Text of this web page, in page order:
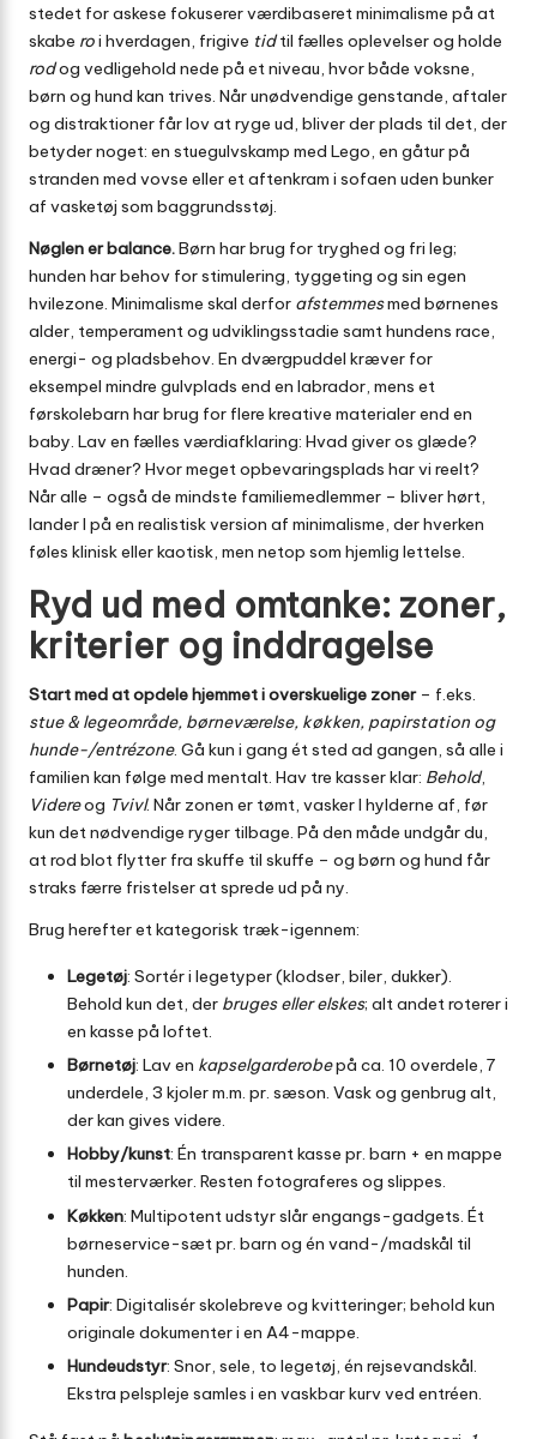
stedet for askese fokuserer værdibaseret minimalisme på at
skabe roi hverdagen, frigive tidtil fælles oplevelser og holde
rodog vedligehold nede på et niveau, hvor både voksne,
børn og hund kan trives. Når unødvendige genstande, aftaler
og distraktioner får lov at ryge ud, bliver der plads til det, der
betyder noget: en stuegulvskamp med Lego, en gåtur på
stranden med vovse eller et aftenkram i sofaen uden bunker
af vasketøj som baggrundsstøj.
Nøglen er balance.Børn har brug for tryghed og fri leg;
hunden har behov for stimulering, tyggeting og sin egen
hvilezone. Minimalisme skal derfor afstemmesmed børnenes
alder, temperament og udviklingsstadie samt hundens race,
energi- og pladsbehov. En dværg­puddel kræver for
eksempel mindre gulvplads end en labrador, mens et
førskolebarn har brug for flere kreative materialer end en
baby. Lav en fælles værdiafklaring: Hvad giver os glæde?
Hvad dræner? Hvor meget opbevaringsplads har vi reelt?
Når alle – også de mindste familiemedlemmer – bliver hørt,
lander I på en realistisk version af minimalisme, der hverken
føles klinisk eller kaotisk, men netop som hjemlig lettelse.
Ryd ud med omtanke: zoner,
kriterier og inddragelse
Start med at opdele hjemmet i overskuelige zoner– f.eks.
stue & legeområde, børneværelse, køkken, papirstation og
hunde-/entrézone. Gå kun i gang ét sted ad gangen, så alle i
familien kan følge med mentalt. Hav tre kasser klar: Behold,
Videreog Tvivl. Når zonen er tømt, vasker I hylderne af, før
kun det nødvendige ryger tilbage. På den måde undgår du,
at rod blot flytter fra skuffe til skuffe – og børn og hund får
straks færre fristelser at sprede ud på ny.
Brug herefter et kategorisk træk-igennem:
Legetøj: Sortér i legetyper (klodser, biler, dukker).
Behold kun det, der bruges eller elskes; alt andet roterer i
en kasse på loftet.
Børnetøj: Lav en kapselgarderobepå ca. 10 overdele, 7
underdele, 3 kjoler m.m. pr. sæson. Vask og genbrug alt,
der kan gives videre.
Hobby/kunst: Én transparent kasse pr. barn + en mappe
til mesterværker. Resten fotograferes og slippes.
Køkken: Multipotent udstyr slår engangs-gadgets. Ét
børneservice-sæt pr. barn og én vand-/madskål til
hunden.
Papir: Digitalisér skolebreve og kvitteringer; behold kun
originale dokumenter i en A4-mappe.
Hundeudstyr: Snor, sele, to legetøj, én rejsevandskål.
Ekstra pelspleje samles i en vaskbar kurv ved entréen.